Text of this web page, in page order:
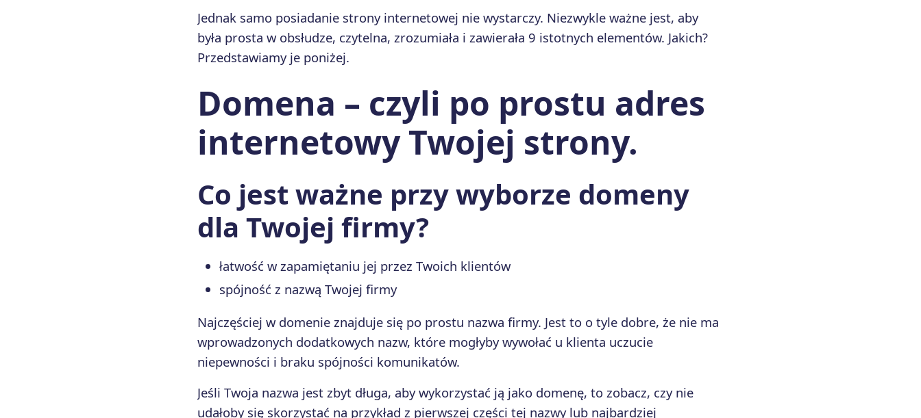
Jednak samo posiadanie strony internetowej nie wystarczy. Niezwykle ważne jest, aby
była prosta w obsłudze, czytelna, zrozumiała i zawierała 9 istotnych elementów. Jakich?
Przedstawiamy je poniżej.
Domena – czyli po prostu adres
internetowy Twojej strony.
Co jest ważne przy wyborze domeny
dla Twojej firmy?
łatwość w zapamiętaniu jej przez Twoich klientów
spójność z nazwą Twojej firmy
Najczęściej w domenie znajduje się po prostu nazwa firmy. Jest to o tyle dobre, że nie ma
wprowadzonych dodatkowych nazw, które mogłyby wywołać u klienta uczucie
niepewności i braku spójności komunikatów.
Jeśli Twoja nazwa jest zbyt długa, aby wykorzystać ją jako domenę, to zobacz, czy nie
udałoby się skorzystać na przykład z pierwszej części tej nazwy lub najbardziej